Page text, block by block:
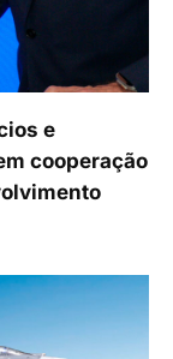
e
cooperação